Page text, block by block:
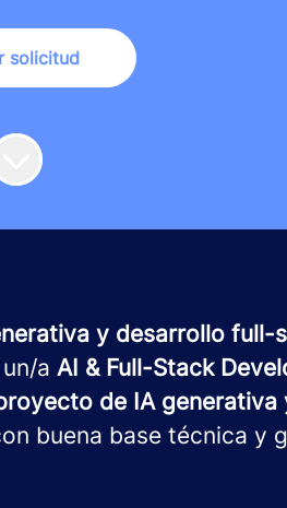
solicitud
y desarrollo full-
a AI & Full-Stack
de IA generativa
buena base técnica y